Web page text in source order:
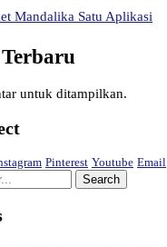
Mandalika Satu Aplikasi
untuk ditampilkan.
Pinterest Youtube Email